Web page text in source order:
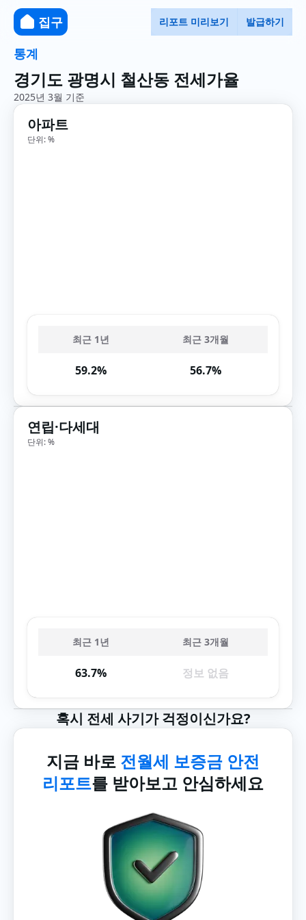
집구 리포트 미리보기 발급하기
통계
경기도 광명시 철산동 전세가율
2025년 3월 기준
아파트
단위: %
최근 1년 최근 3개월
59.2% 56.7%
연립·다세대
단위: %
최근 1년 최근 3개월
63.7% 정보 없음
혹시 전세 사기가 걱정이신가요?
지금 바로 전월세 보증금 안전
리포트를 받아보고 안심하세요